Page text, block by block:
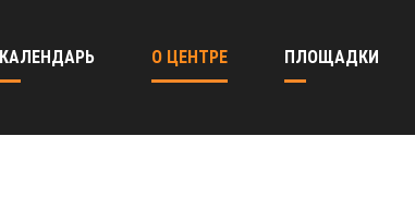
КАЛЕНДАРЬ О ЦЕНТРЕ ПЛОЩАДКИ